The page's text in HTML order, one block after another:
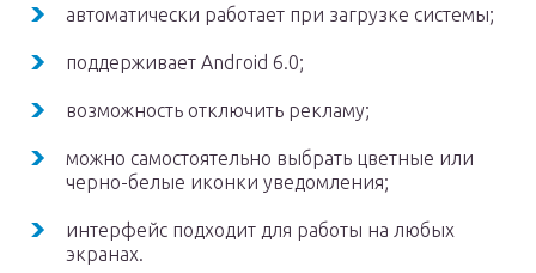
автоматически работает при загрузке системы;
поддерживает Android 6.0;
возможность отключить рекламу;
можно самостоятельно выбрать цветные или
черно-белые иконки уведомления;
интерфейс подходит для работы на любых
экранах.